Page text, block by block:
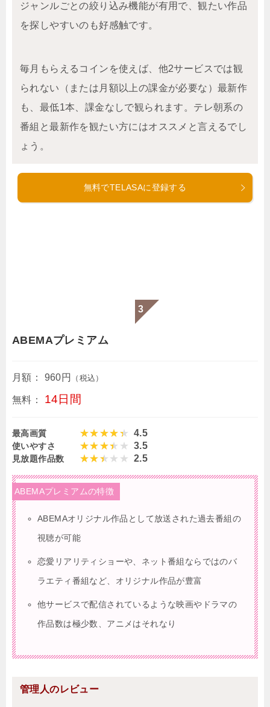
ジャンルごとの絞り込み機能が有用で、観たい作品
を探しやすいのも好感触です。
毎月もらえるコインを使えば、他2サービスでは観
られない（または月額以上の課金が必要な）最新作
も、最低1本、課金なしで観られます。テレ朝系の
番組と最新作を観たい方にはオススメと言えるでし
ょう。
無料でTELASAに登録する
ABEMAプレミアム
月額： 960円 （税込）
無料： 14日間
最高画質 4.5
使いやすさ 3.5
見放題作品数 2.5
ABEMAプレミアムの特徴
ABEMAオリジナル作品として放送された過去番組の
視聴が可能
恋愛リアリティショーや、ネット番組ならではのバ
ラエティ番組など、オリジナル作品が豊富
他サービスで配信されているような映画やドラマの
作品数は極少数、アニメはそれなり
管理人のレビュー